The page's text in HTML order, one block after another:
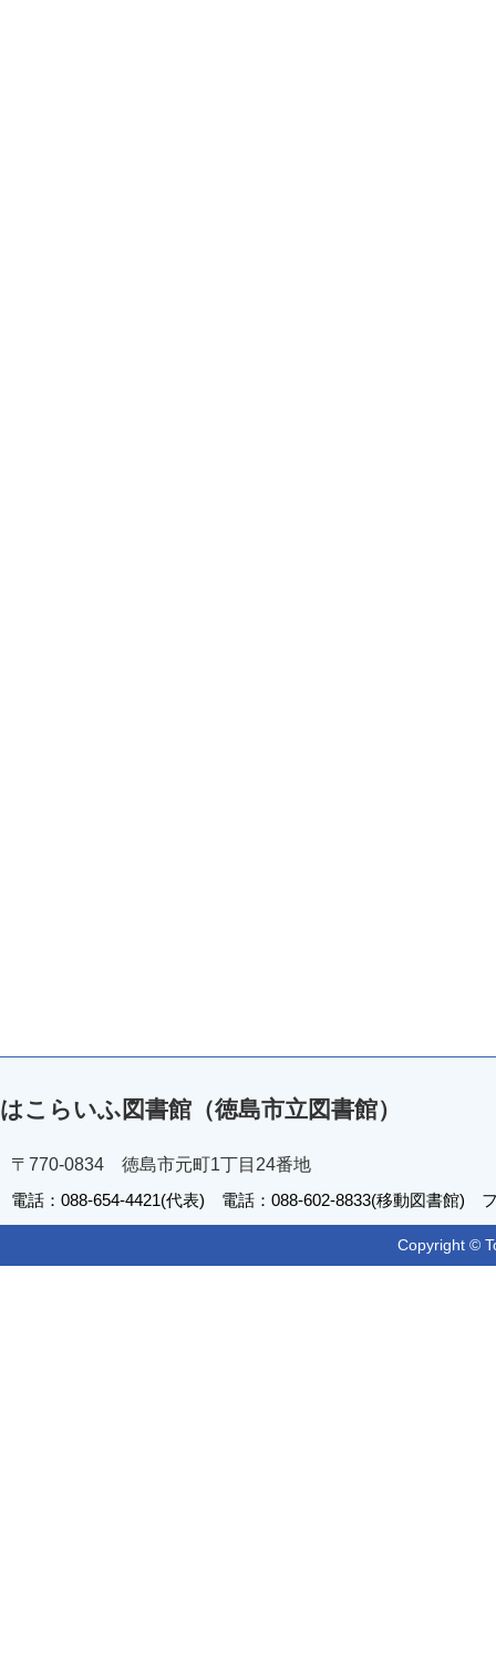
はこらいふ図書館（徳島市立図書館）
〒770-0834 徳島市元町1丁目24番地
電話：088-654-4421(代表) 電話：088-602-8833(移動図書館)
Copyright ©